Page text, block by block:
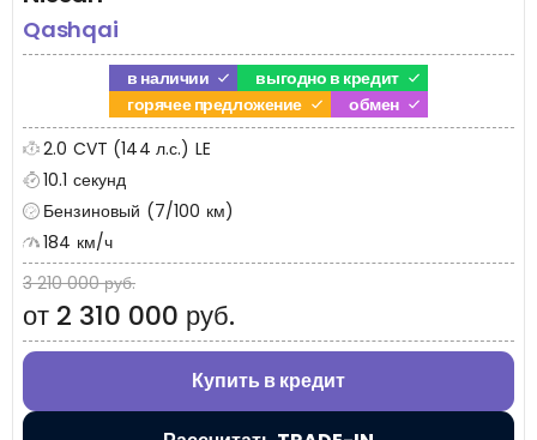
Qashqai
в наличии
выгодно в кредит
горячее предложение
обмен
2.0 CVT (144 л.с.) LE
10.1 секунд
Бензиновый (7/100 км)
184 км/ч
3 210 000 руб.
от 2 310 000 руб.
Купить в кредит